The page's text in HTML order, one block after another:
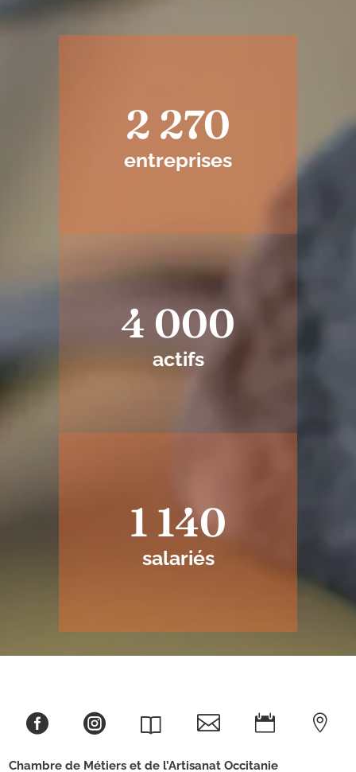
2 270
entreprises
4 000
actifs
1 140
salariés
    
Chambre de Métiers et de l’ArtisanatOccitanie